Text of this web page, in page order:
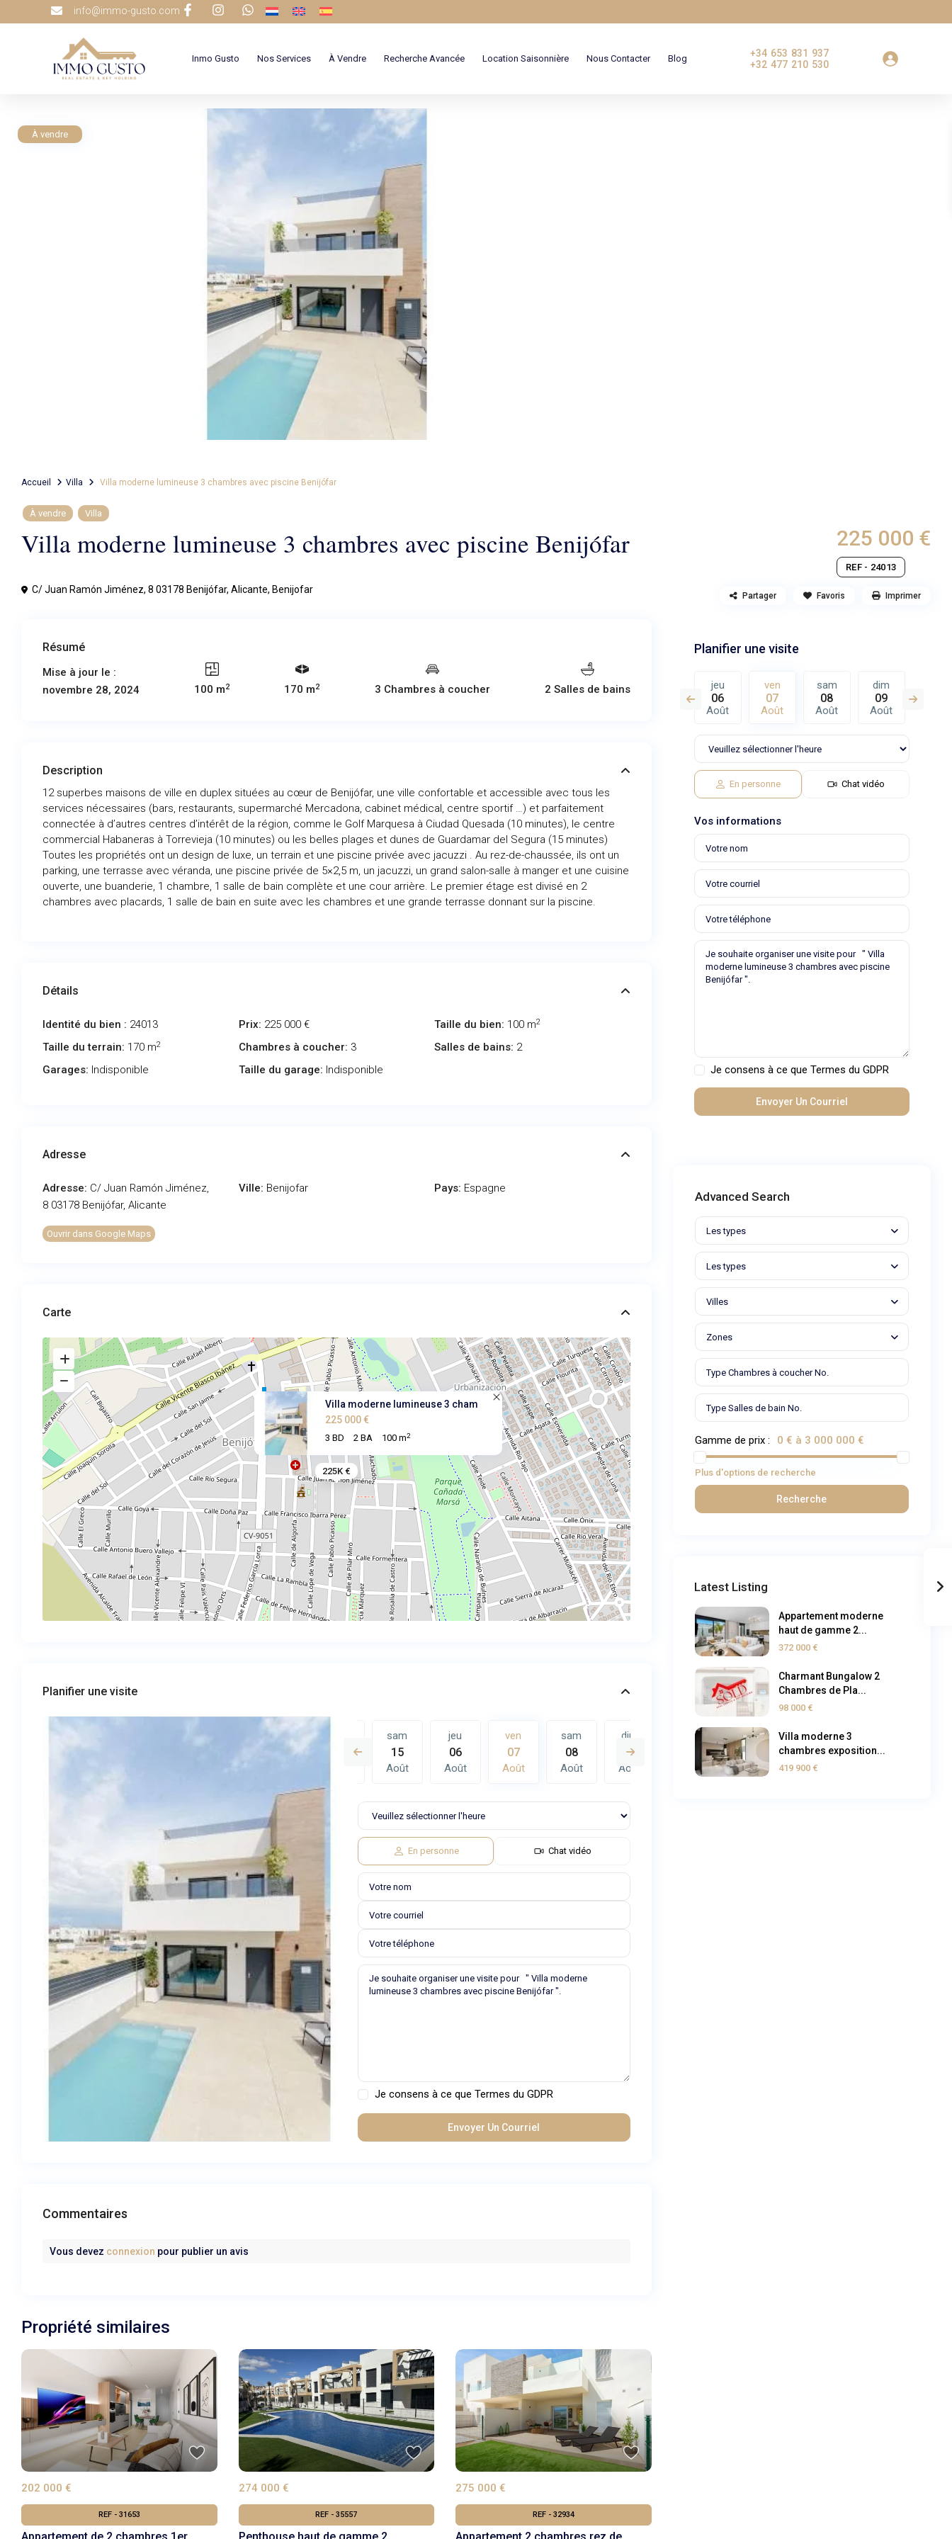
info@immo-gusto.com
Inmo Gusto Nos Services À Vendre Recherche Avancée Location Saisonnière Nous Contacter Blog
+34 653 831 937
+32 477 210 530
À vendre
Accueil Villa Villa moderne lumineuse 3 chambres avec piscine Benijófar
À vendre Villa
Villa moderne lumineuse 3 chambres avec piscine Benijófar 225 000 €
REF - 24013
C/ Juan Ramón Jiménez, 8 03178 Benijófar, Alicante, Benijofar
Partager Favoris Imprimer
Résumé
Mise à jour le :
novembre 28, 2024
100 m2 170 m2 3 Chambres à coucher 2 Salles de bains
Description
12 superbes maisons de ville en duplex situées au cœur de Benijófar, une ville confortable et accessible avec tous les
services nécessaires (bars, restaurants, supermarché Mercadona, cabinet médical, centre sportif …) et parfaitement
connectée à d’autres centres d’intérêt de la région, comme le Golf Marquesa à Ciudad Quesada (10 minutes), le centre
commercial Habaneras à Torrevieja (10 minutes) ou les belles plages et dunes de Guardamar del Segura (15 minutes)
Toutes les propriétés ont un design de luxe, un terrain et une piscine privée avec jacuzzi . Au rez-de-chaussée, ils ont un
parking, une terrasse avec véranda, une piscine privée de 5×2,5 m, un jacuzzi, un grand salon-salle à manger et une cuisine
ouverte, une buanderie, 1 chambre, 1 salle de bain complète et une cour arrière. Le premier étage est divisé en 2
chambres avec placards, 1 salle de bain en suite avec les chambres et une grande terrasse donnant sur la piscine.
Détails
Identité du bien : 24013 Prix: 225 000 € Taille du bien: 100 m2
Taille du terrain: 170 m2 Chambres à coucher: 3 Salles de bains: 2
Garages: Indisponible Taille du garage: Indisponible
Adresse
Adresse: C/ Juan Ramón Jiménez,
8 03178 Benijófar, Alicante
Ville: Benijofar Pays: Espagne
Ouvrir dans Google Maps
Carte
225K €
Villa moderne lumineuse 3 cham
225 000 €
3 BD 2 BA 100 m2
Planifier une visite
jeu sam
15
Août
jeu
06
Août
ven
07
Août
sam
08
Août
dim
09
Août Août
mar
11
Août
mer
12
Août
13
11 12
jeu
Août
sam
15
Août En personne Chat vidéo
Je consens à ce que Termes du GDPR
Commentaires
Vous devez connexion pour publier un avis
Propriété similaires
202 000 €
REF - 31653
274 000 €
REF - 35557
275 000 €
REF - 32934
Planifier une visite
jeu ven jeu
06
Août
ven
07
Août
sam
08
Août
dim
09
Août
En personne Chat vidéo
Vos informations
Je consens à ce que Termes du GDPR
Advanced Search
Les types
Les types
Villes
Zones
Gamme de prix : 0 € à 3 000 000 €
Plus d'options de recherche
Recherche
Latest Listing
Appartement moderne
haut de gamme 2...
372 000 €
Charmant Bungalow 2
Chambres de Pla...
98 000 €
Villa moderne 3
chambres exposition...
419 900 €